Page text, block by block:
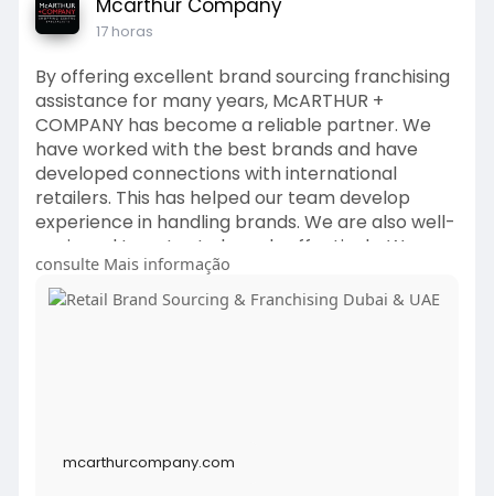
Mcarthur Company
17 horas
By offering excellent brand sourcing franchising
assistance for many years, McARTHUR +
COMPANY has become a reliable partner. We
have worked with the best brands and have
developed connections with international
retailers. This has helped our team develop
experience in handling brands. We are also well-
equipped to cater to brands effectively. We
operate with our specialist and expert team
with a strong track record in the field. Be it retail
to expand your brand or keep up with the
consulte Mais informação
mcarthurcompany.com